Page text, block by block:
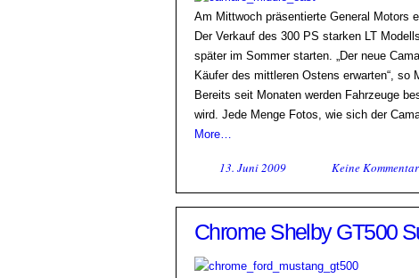
Am Mittwoch präsentierte General Motors
Der Verkauf des 300 PS starken LT
später im Sommer starten. „Der neue
Käufer des mittleren Ostens erwarten“,
Bereits seit Monaten werden Fahrzeuge
wird. Jede Menge Fotos, wie sich der
More…
13. Juni 2009 Keine
Chrome Shelby GT500